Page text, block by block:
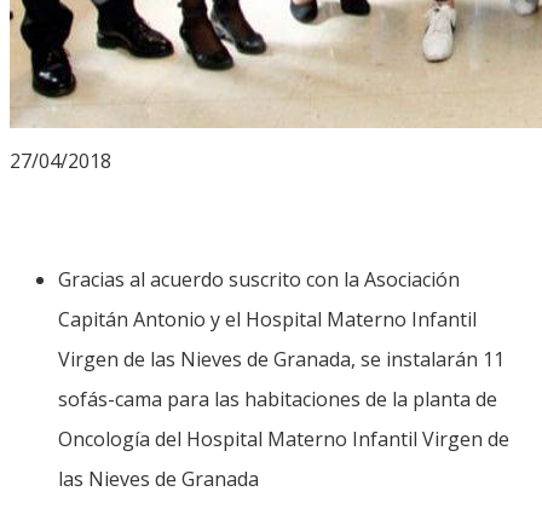
27/04/2018
Gracias al acuerdo suscrito con la Asociación
Capitán Antonio y el Hospital Materno Infantil
Virgen de las Nieves de Granada, se instalarán 11
sofás-cama para las habitaciones de la planta de
Oncología del Hospital Materno Infantil Virgen de
las Nieves de Granada